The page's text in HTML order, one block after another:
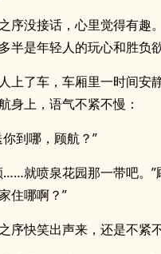
序没接话，心里觉得有趣
半是年轻人的玩心和胜负欲
上了车，车厢里一时间安
身上，语气不紧不慢：
你到哪，顾航？”
……就喷泉花园那一带吧。
住哪啊？”
序快笑出声来，还是不紧